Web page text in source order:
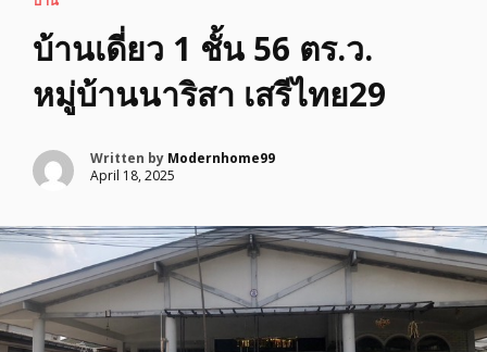
บ้านเดี่ยว 1 ชั้น 56 ตร.ว.
หมู่บ้านนาริสา เสรีไทย29
Written by Modernhome99
April 18, 2025